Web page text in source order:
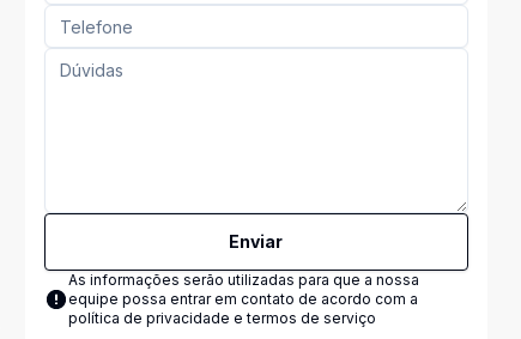
Enviar
As informações serão utilizadas para que a nossa
equipe possa entrar em contato de acordo com a
política de privacidade e termos de serviço